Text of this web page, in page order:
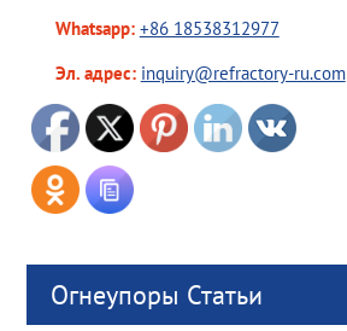
Whatsapp: +86 18538312977
Эл. адрес: inquiry@refractory-ru.com
Огнеупоры Статьи